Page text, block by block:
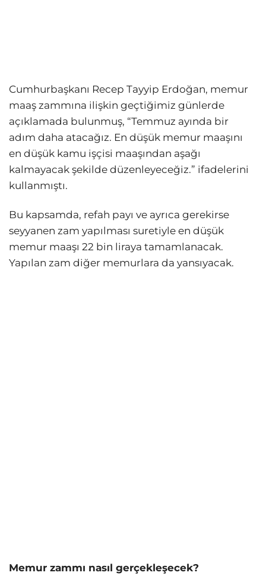
Cumhurbaşkanı Recep Tayyip Erdoğan, memur
maaş zammına ilişkin geçtiğimiz günlerde
açıklamada bulunmuş, “Temmuz ayında bir
adım daha atacağız. En düşük memur maaşını
en düşük kamu işçisi maaşından aşağı
kalmayacak şekilde düzenleyeceğiz.” ifadelerini
kullanmıştı.
Bu kapsamda, refah payı ve ayrıca gerekirse
seyyanen zam yapılması suretiyle en düşük
memur maaşı 22 bin liraya tamamlanacak.
Yapılan zam diğer memurlara da yansıyacak.
Memur zammı nasıl gerçekleşecek?